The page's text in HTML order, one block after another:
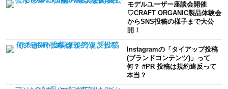
モデルユーザー座談会開催
♡CRAFT ORGANIC製品体験会
からSNS投稿の様子まで大公
開！
Instagramの「タイアップ投稿
(ブランドコンテンツ)」って
何？ #PR 投稿は規約違反って
本当？